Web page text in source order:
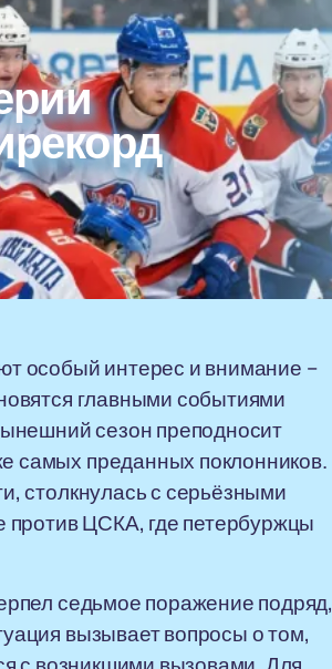
особый интерес и внимание –
главными событиями
сезон преподносит
самых преданных поклонников.
столкнулась с серьёзными
против ЦСКА, где петербуржцы
седьмое поражение подряд,
вызывает вопросы о том,